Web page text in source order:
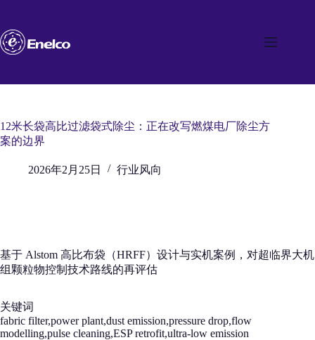
内
容
12米长袋高比过滤袋式除尘：正在改写燃煤电厂除尘方
案的边界
2026年2月25日 行业风向
基于 Alstom 高比布袋（HRFF）设计与实机案例，对超临界大机
组颗粒物控制技术路线的再评估
关键词
fabric filter,power plant,dust emission,pressure drop,flow
modelling,pulse cleaning,ESP retrofit,ultra-low emission